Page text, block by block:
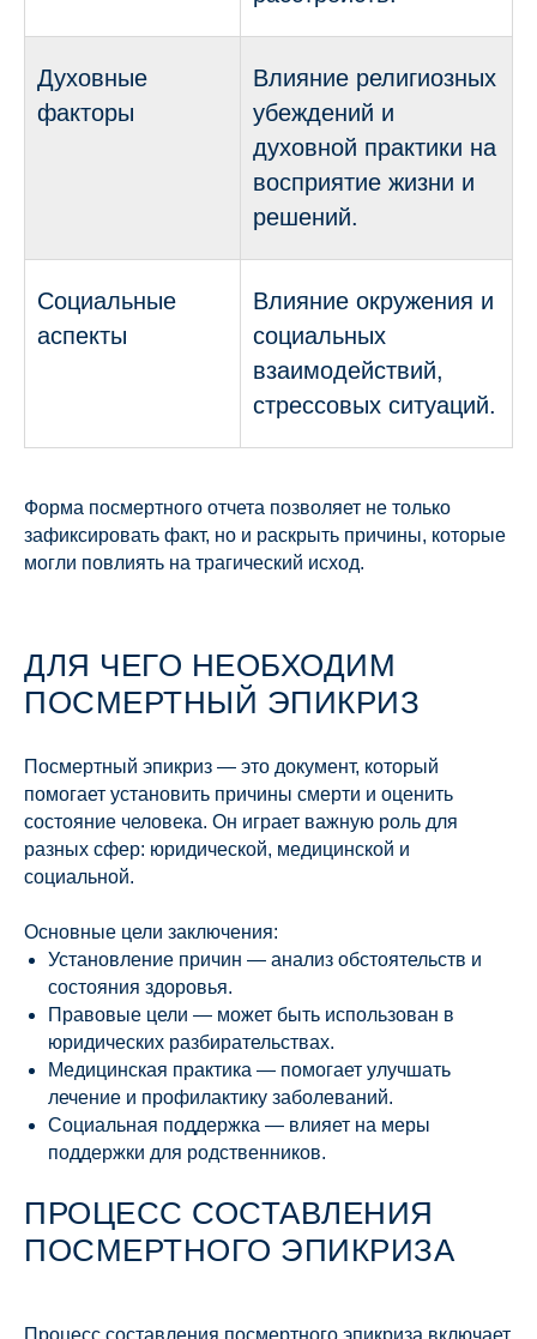
Духовные
факторы
Влияние религиозных
убеждений и
духовной практики на
восприятие жизни и
решений.
Социальные
аспекты
Влияние окружения и
социальных
взаимодействий,
стрессовых ситуаций.
Форма посмертного отчета позволяет не только
зафиксировать факт, но и раскрыть причины, которые
могли повлиять на трагический исход.
ДЛЯ ЧЕГО НЕОБХОДИМ
ПОСМЕРТНЫЙ ЭПИКРИЗ
Посмертный эпикриз — это документ, который
помогает установить причины смерти и оценить
состояние человека. Он играет важную роль для
разных сфер: юридической, медицинской и
социальной.
Основные цели заключения:
Установление причин — анализ обстоятельств и
состояния здоровья.
Правовые цели — может быть использован в
юридических разбирательствах.
Медицинская практика — помогает улучшать
лечение и профилактику заболеваний.
Социальная поддержка — влияет на меры
поддержки для родственников.
ПРОЦЕСС СОСТАВЛЕНИЯ
ПОСМЕРТНОГО ЭПИКРИЗА
Процесс составления посмертного эпикриза включает